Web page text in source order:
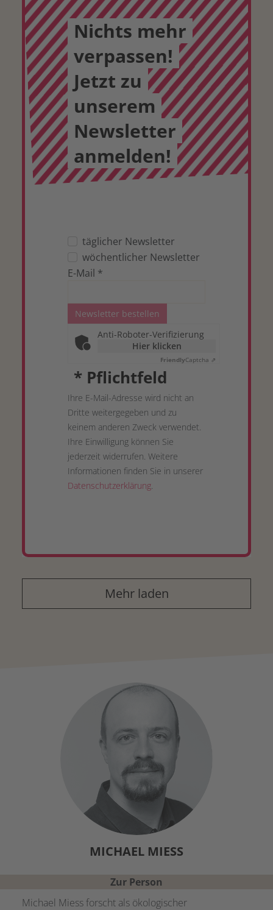
Nichts mehr
verpassen!
Jetzt zu
unserem
Newsletter
anmelden!
täglicher Newsletter
wöchentlicher Newsletter
E-Mail *
Newsletter bestellen
Anti-Roboter-Verifizierung
Hier klicken
FriendlyCaptcha ⇗
* Pflichtfeld
Ihre E-Mail-Adresse wird nicht an
Dritte weitergegeben und zu
keinem anderen Zweck verwendet.
Ihre Einwilligung können Sie
jederzeit widerrufen. Weitere
Informationen finden Sie in unserer
Datenschutzerklärung.
Mehr laden
MICHAEL MIESS
Zur Person
Michael Miess forscht als ökologischer